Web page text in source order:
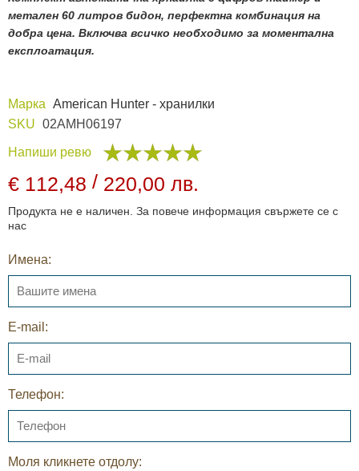
метален 60 литров бидон, перфектна комбинация на
добра цена. Включва всичко необходимо за моментална
експлоатация.
Марка American Hunter - хранилки
SKU 02AMH06197
Напиши ревю
€ 112,48 / 220,00 лв.
Продукта не е наличен. За повече информация свържете се с
нас
Имена:
E-mail:
Телефон:
Моля кликнете отдолу: